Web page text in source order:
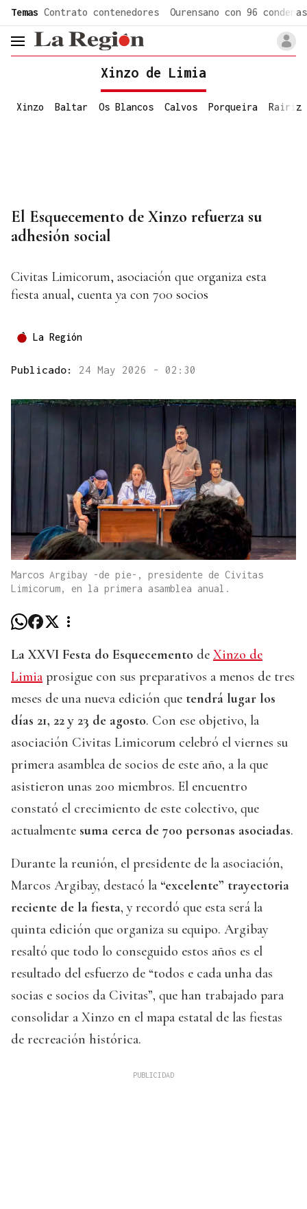
Temas Contrato contenedores Ourensano con 96 condenas
header.menu.open
Xinzo de Limia
Xinzo Baltar Os Blancos Calvos Porqueira Rairiz
El Esquecemento de Xinzo refuerza su
adhesión social
Civitas Limicorum, asociación que organiza esta
fiesta anual, cuenta ya con 700 socios
La Región
Publicado: 24 May 2026 - 02:30
Marcos Argibay -de pie-, presidente de Civitas
Limicorum, en la primera asamblea anual.
La XXVI Festa do Esquecemento de Xinzo de
Limia prosigue con sus preparativos a menos de tres
meses de una nueva edición que tendrá lugar los
días 21, 22 y 23 de agosto. Con ese objetivo, la
asociación Civitas Limicorum celebró el viernes su
primera asamblea de socios de este año, a la que
asistieron unas 200 miembros. El encuentro
constató el crecimiento de este colectivo, que
actualmente suma cerca de 700 personas asociadas.
Durante la reunión, el presidente de la asociación,
Marcos Argibay, destacó la “excelente” trayectoria
reciente de la fiesta, y recordó que esta será la
quinta edición que organiza su equipo. Argibay
resaltó que todo lo conseguido estos años es el
resultado del esfuerzo de “todos e cada unha das
socias e socios da Civitas”, que han trabajado para
consolidar a Xinzo en el mapa estatal de las fiestas
de recreación histórica.